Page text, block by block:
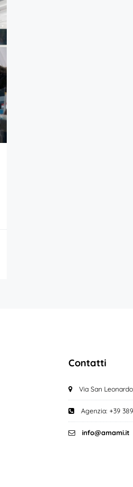
Contatti
Via San
Agenzia: +39
info@amami.it